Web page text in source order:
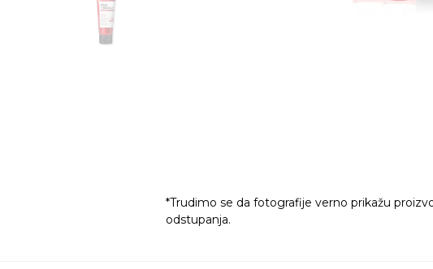
*Trudimo se da fotografije verno prikažu
odstupanja.